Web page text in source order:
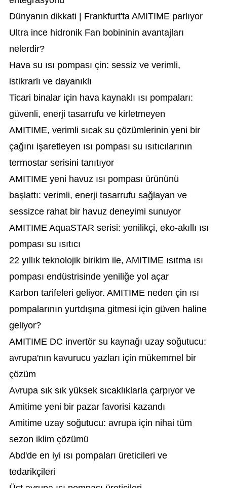
Dünyanın dikkati | Frankfurt'ta AMITIME parlıyor
Ultra ince hidronik Fan bobininin avantajları
nelerdir?
Hava su ısı pompası çin: sessiz ve verimli,
istikrarlı ve dayanıklı
Ticari binalar için hava kaynaklı ısı pompaları:
güvenli, enerji tasarrufu ve kirletmeyen
AMITIME, verimli sıcak su çözümlerinin yeni bir
çağını işaretleyen ısı pompası su ısıtıcılarının
termostar serisini tanıtıyor
AMITIME yeni havuz ısı pompası ürününü
başlattı: verimli, enerji tasarrufu sağlayan ve
sessizce rahat bir havuz deneyimi sunuyor
AMITIME AquaSTAR serisi: yenilikçi, eko-akıllı ısı
pompası su ısıtıcı
22 yıllık teknolojik birikim ile, AMITIME ısıtma ısı
pompası endüstrisinde yeniliğe yol açar
Karbon tarifeleri geliyor. AMITIME neden çin ısı
pompalarının yurtdışına gitmesi için güven haline
geliyor?
AMITIME DC invertör su kaynağı uzay soğutucu:
avrupa'nın kavurucu yazları için mükemmel bir
çözüm
Avrupa sık sık yüksek sıcaklıklarla çarpıyor ve
Amitime yeni bir pazar favorisi kazandı
Amitime uzay soğutucu: avrupa için nihai tüm
sezon iklim çözümü
Abd'de en iyi ısı pompaları üreticileri ve
tedarikçileri